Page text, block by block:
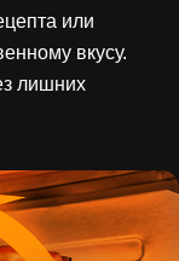
или
вкусу.
лишних